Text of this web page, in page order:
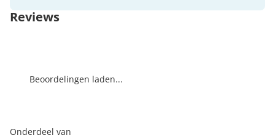
Reviews
Beoordelingen laden...
Onderdeel van